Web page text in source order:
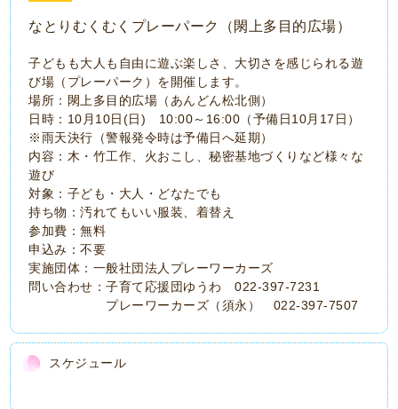
なとりむくむくプレーパーク（閖上多目的広場）
子どもも大人も自由に遊ぶ楽しさ、大切さを感じられる遊
び場（プレーパーク）を開催します。
場所：閖上多目的広場（あんどん松北側）
日時：10月10日(日) 10:00～16:00（予備日10月17日）
※雨天決行（警報発令時は予備日へ延期）
内容：木・竹工作、火おこし、秘密基地づくりなど様々な
遊び
対象：子ども・大人・どなたでも
持ち物：汚れてもいい服装、着替え
参加費：無料
申込み：不要
実施団体：一般社団法人プレーワーカーズ
問い合わせ：子育て応援団ゆうわ 022-397-7231
プレーワーカーズ（須永） 022-397-7507
スケジュール